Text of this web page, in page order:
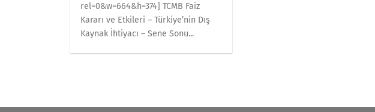
rel=0&w=664&h=374] TCMB Faiz
Kararı ve Etkileri – Türkiye’nin Dış
Kaynak İhtiyacı – Sene Sonu...